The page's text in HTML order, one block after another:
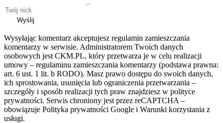
Wyślij
Wysyłając komentarz akceptujesz regulamin zamieszczania
komentarzy w serwisie. Administratorem Twoich danych
osobowych jest CKM.PL, który przetwarza je w celu realizacji
umowy – regulaminu zamieszczania komentarzy (podstawa prawna:
art. 6 ust. 1 lit. b RODO). Masz prawo dostępu do swoich danych,
ich sprostowania, usunięcia lub ograniczenia przetwarzania –
szczegóły i sposób realizacji tych praw znajdziesz w polityce
prywatności. Serwis chroniony jest przez reCAPTCHA –
obowiązuje Polityka prywatności Google i Warunki korzystania z
usługi.